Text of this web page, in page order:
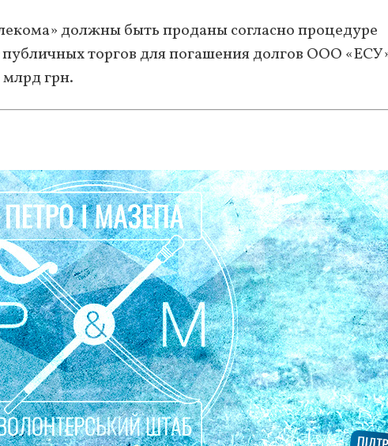
должны быть проданы согласно процедуре
публичных торгов для погашения долгов ООО
грн.